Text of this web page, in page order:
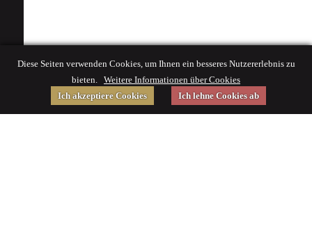
Diese Seiten verwenden Cookies, um Ihnen ein besseres Nutzererlebnis zu
bieten. Weitere Informationen über Cookies
Ich akzeptiere Cookies
Ich lehne Cookies ab